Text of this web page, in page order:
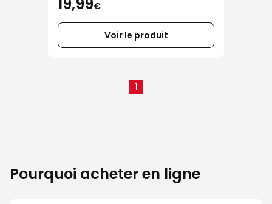
€
Voir le produit
1
Pourquoi acheter en ligne